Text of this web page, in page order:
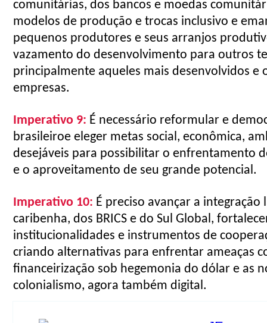
comunitárias, dos bancos e moedas
modelos de produção e trocas inclusivo e
pequenos produtores e seus arranjos
vazamento do desenvolvimento para outros
principalmente aqueles mais desenvolvidos e
empresas.
Imperativo 9: É necessário reformular e
brasileiroe eleger metas social, econômica,
desejáveis para possibilitar o enfrentamento
e o aproveitamento de seu grande potencial.
Imperativo 10: É preciso avançar a
caribenha, dos BRICS e do Sul Global,
institucionalidades e instrumentos de
criando alternativas para enfrentar ameaças
financeirização sob hegemonia do dólar e as
colonialismo, agora também digital.